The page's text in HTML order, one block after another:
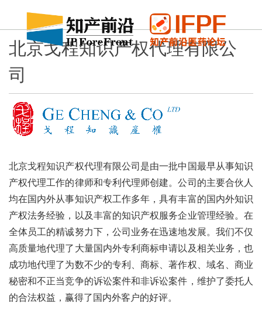
北京戈程知识产权代理有限公
司
北京戈程知识产权代理有限公司是由一批中国最早从事知识
产权代理工作的律师和专利代理师创建。公司的主要合伙人
均在国内外从事知识产权工作多年，具有丰富的国内外知识
产权法务经验，以及丰富的知识产权服务企业管理经验。在
全体员工的精诚努力下，公司业务在迅速地发展。我们不仅
高质量地代理了大量国内外专利商标申请以及相关业务，也
成功地代理了为数不少的专利、商标、著作权、域名、商业
秘密和不正当竞争的诉讼案件和非诉讼案件，维护了委托人
的合法权益，赢得了国内外客户的好评。